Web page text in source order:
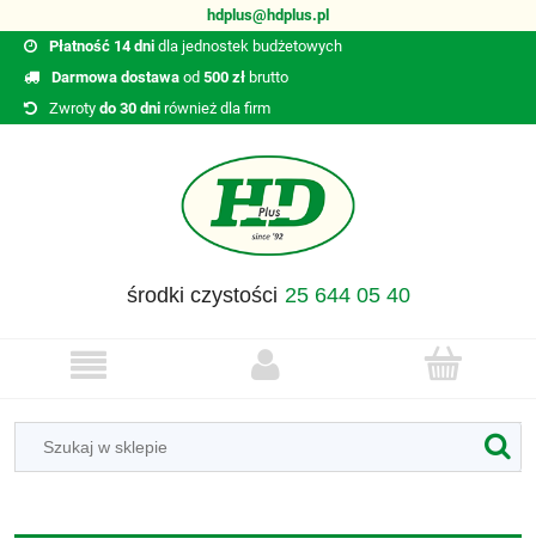
hdplus@hdplus.pl
Płatność 14 dni dla jednostek budżetowych
Darmowa dostawa od 500 zł brutto
Zwroty do 30 dni również dla firm
środki czystości 25 644 05 40